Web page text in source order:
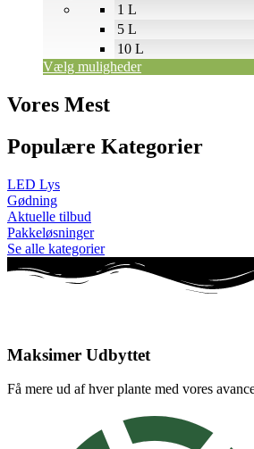
Vælg muligheder
1 L
5 L
10 L
Vores Mest
Populære Kategorier
LED Lys
Gødning
Aktuelle tilbud
Pakkeløsninger
Se alle kategorier
Maksimer Udbyttet
Få mere ud af hver plante med vores